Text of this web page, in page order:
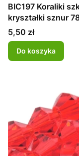
BIC197 Koraliki
kryształki sznur
Cena
5,50 zł
Do koszyka